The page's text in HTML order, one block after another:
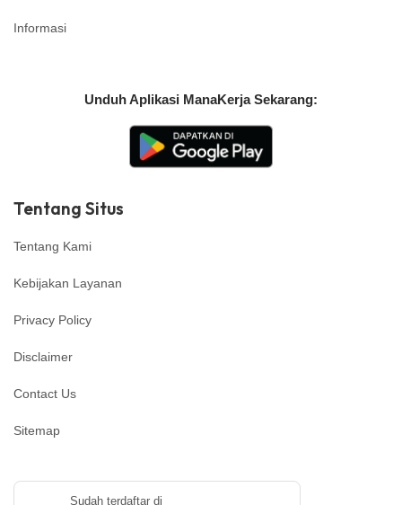
Informasi
Unduh Aplikasi ManaKerja Sekarang:
Tentang Situs
Tentang Kami
Kebijakan Layanan
Privacy Policy
Disclaimer
Contact Us
Sitemap
Sudah terdaftar di